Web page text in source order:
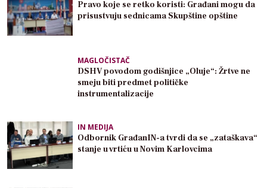
Pravo koje se retko koristi: Građani mogu da
prisustvuju sednicama Skupštine opštine
MAGLOČISTAČ
DSHV povodom godišnjice „Oluje“: Žrtve ne
smeju biti predmet političke
instrumentalizacije
IN MEDIJA
Odbornik GrađanIN-a tvrdi da se „zataškava“
stanje u vrtiću u Novim Karlovcima